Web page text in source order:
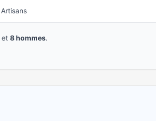
Artisans
et 8 hommes.